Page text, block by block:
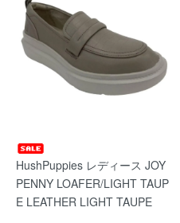
HushPuppies レディース JOY
PENNY LOAFER/LIGHT TAUP
E LEATHER LIGHT TAUPE